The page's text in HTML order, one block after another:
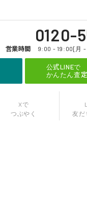
0120-
営業時間 9:00 - 19:00[月 -
公式LINEで
かんたん査定
Xで
友だ